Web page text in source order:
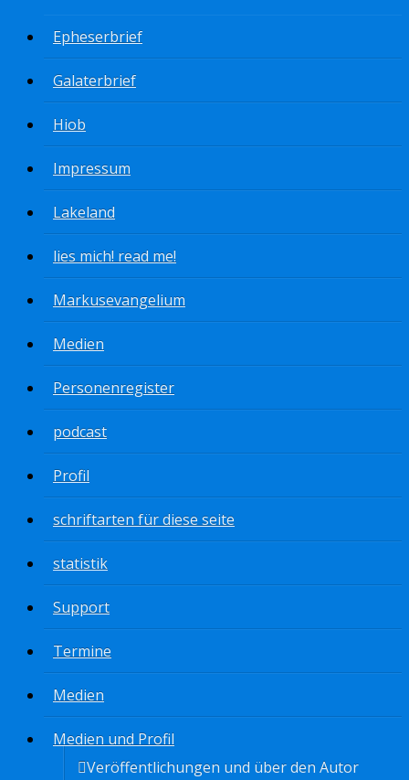
Epheserbrief
Galaterbrief
Hiob
Impressum
Lakeland
lies mich! read me!
Markusevangelium
Medien
Personenregister
podcast
Profil
schriftarten für diese seite
statistik
Support
Termine
Medien
Medien und Profil
Veröffentlichungen und über den Autor